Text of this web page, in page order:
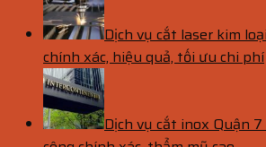
Dịch vụ cắt laser kim
chính xác, hiệu quả, tối ưu chi phí
Dịch vụ cắt inox Quận